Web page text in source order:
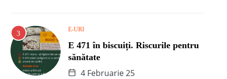
E-URI
E 471 în biscuiți. Riscurile pentru
sănătate
4 Februarie 25